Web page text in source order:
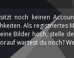
noch keinen
Als registriertes
Bilder hoch, stelle
wartest du noch?